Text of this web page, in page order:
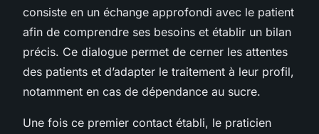
consiste en un échange approfondi avec le patient
afin de comprendre ses besoins et établir un bilan
précis. Ce dialogue permet de cerner les attentes
des patients et d’adapter le traitement à leur profil,
notamment en cas de dépendance au sucre.
Une fois ce premier contact établi, le praticien